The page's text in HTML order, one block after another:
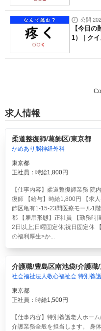
公開
【今日
1） | ク
求人情報
柔道整復師/葛飾区/東京都
かめあり脳神経外科
東京都
正社員：時給1,800円
【仕事内容】柔道整復師業務 院
復師 【給与】時給1,800円 【求
飾区亀有1-15-23間医療モール1
都 【雇用形態】正社員 【勤務時
2日以上;日曜固定休;祝日固定休
の福利厚生>か...
介護職/豊島区南池袋/介護
社会福祉法人敬心福祉会 特別養
東京都
正社員：時給1,500円
【仕事内容】特別養護老人ホー
介護業務全般を担当します。 身